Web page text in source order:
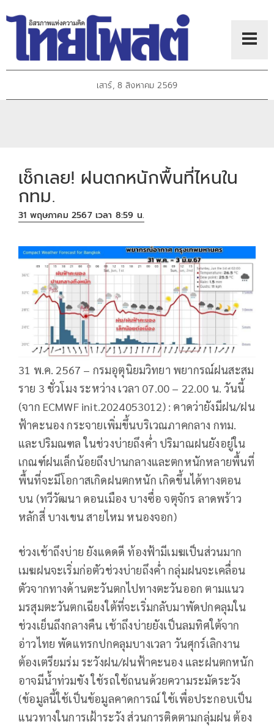
เสาร์, 8 สิงหาคม 2569
เช็กเลย! ฝนตกหนักพื้นที่ไหนใน
กทม.
31 พฤษภาคม 2567 เวลา 8:59 น.
31 พ.ค. 2567 – กรมอุตุนิยมวิทยา พยากรณ์ฝนสะสม
ราย 3 ชั่วโมง ระหว่าง เวลา 07.00 – 22.00 น. วันนี้
(จาก ECMWF init.2024053012) : คาดว่ายังมีฝน/ฝน
ฟ้าคะนอง กระจายเพิ่มขึ้นบริเวณภาคกลาง กทม.
และปริมณฑล ในช่วงบ่ายถึงค่ำ ปริมาณฝนยังอยู่ใน
เกณฑ์ฝนเล็กน้อยถึงปานกลางและตกหนักหลายพื้นที่
พื้นที่จะมีโอกาสเกิดฝนตกหนัก เกิดขึ้นได้ทางตอน
บน (ทวีวัฒนา ดอนเมือง บางซื่อ จตุจักร ลาดพร้าว
หลักสี่ บางเขน สายไหม หนองจอก)
ช่วงเช้าถึงบ่าย ยังแดดดี ท้องฟ้ามีเมฆเป็นส่วนมาก
เมฆฝนจะเริ่มก่อตัวช่วงบ่ายถึงค่ำ กลุ่มฝนจะเคลื่อน
ตัวจากทางด้านตะวันตกไปทางตะวันออก ตามแนว
มรสุมตะวันตกเฉียงใต้ที่จะเริ่มกลับมาพัดปกคลุมใน
ช่วงเย็นถึงกลางคืน เช้าถึงบ่ายยังเป็นลมทิศใต้จาก
อ่าวไทย พัดแทรกปกคลุมบางเวลา วันศุกร์เลิกงาน
ต้องเตรียมร่ม ระวังฝน/ฝนฟ้าคะนอง และฝนตกหนัก
อาจมีน้ำท่วมขัง ใช้รถใช้ถนนด้วยความระมัดระวัง
(ข้อมูลนี้ใช้เป็นข้อมูลคาดการณ์ ใช้เพื่อประกอบเป็น
แนวทางในการเฝ้าระวัง ส่วนการติดตามกลุ่มฝน ต้อง